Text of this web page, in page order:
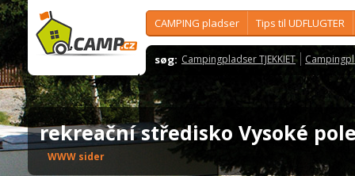
CAMPING pladser Tips til UDFLUGTER
søg: Campingpladser TJEKKIET
rekreační středisko Vysoké
WWW sider